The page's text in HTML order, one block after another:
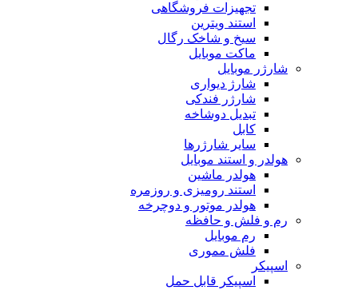
تجهیزات فروشگاهی
استند ویترین
سیخ و شاخک رگال
ماکت موبایل
شارژر موبایل
شارژ دیواری
شارژر فندکی
تبدیل دوشاخه
کابل
سایر شارژرها
هولدر و استند موبایل
هولدر ماشین
استند رومیزی و روزمره
هولدر موتور و دوچرخه
رم و فلش و حافظه
رم موبایل
فلش مموری
اسپیکر
اسپیکر قابل حمل